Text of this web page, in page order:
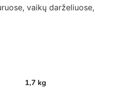
vaikų darželiuose,
1,7 kg